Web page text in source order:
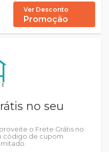
Ver Desconto
Promoção
no seu
o Frete Grátis no
código de cupom